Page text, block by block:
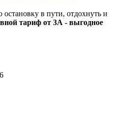
остановку в пути, отдохнуть и
тариф от 3А - выгодное